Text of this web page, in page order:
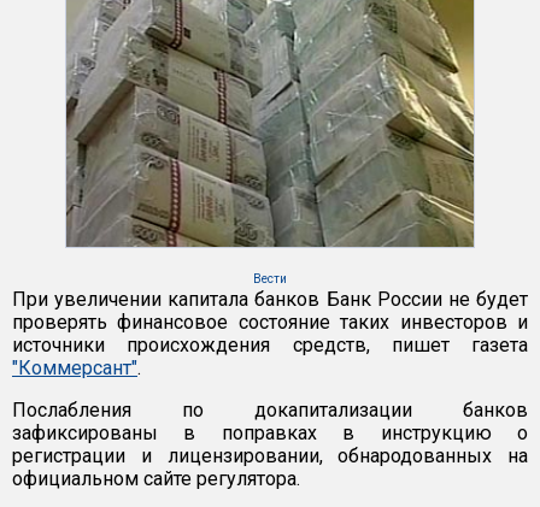
Вести
При увеличении капитала банков Банк России не будет
проверять финансовое состояние таких инвесторов и
источники происхождения средств, пишет газета
"Коммерсант".
Послабления по докапитализации банков
зафиксированы в поправках в инструкцию о
регистрации и лицензировании, обнародованных на
официальном сайте регулятора.